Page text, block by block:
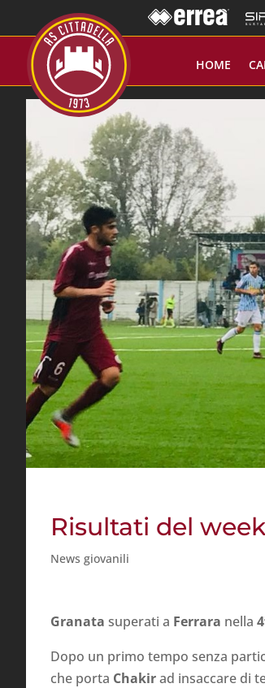
HOME
Risultati del
News giovanili
Granata superati a Ferrara nella
Dopo un primo tempo senza
che porta Chakirad insaccare di